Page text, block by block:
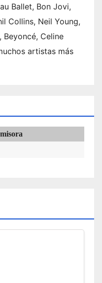
Ballet, Bon Jovi,
Collins, Neil Young,
Beyoncé, Celine
artistas más